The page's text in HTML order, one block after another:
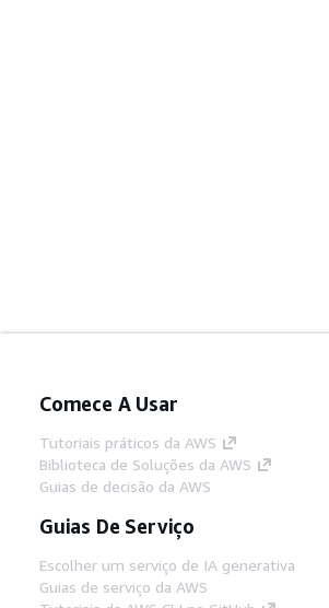
Comece A Usar
Tutoriais práticos da AWS
Biblioteca de Soluções da AWS
Guias de decisão da AWS
Guias De Serviço
Escolher um serviço de IA generativa
Guias de serviço da AWS